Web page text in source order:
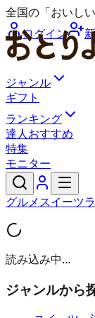
全国の「おいし
ログイン
ジャンル
ギフト
ランキング
達人おすすめ
特集
モニター
グルメ スイーツ
読み込み中...
ジャンルから